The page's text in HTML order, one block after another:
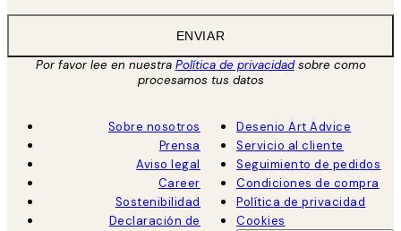
ENVIAR
Por favor lee en nuestra Política de privacidadsobre como
procesamos tus datos
Sobre nosotros
Prensa
Aviso legal
Career
Sostenibilidad
Declaración de
Desenio Art Advice
Servicio al cliente
Seguimiento de pedidos
Condiciones de compra
Política de privacidad
Cookies